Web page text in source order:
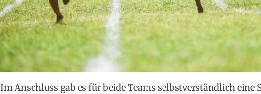
Im Anschluss gab es für beide Teams selbstverständlich eine